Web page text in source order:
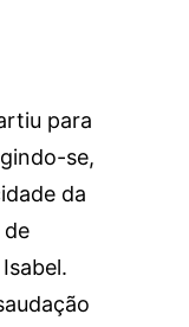
para
se,
da
de